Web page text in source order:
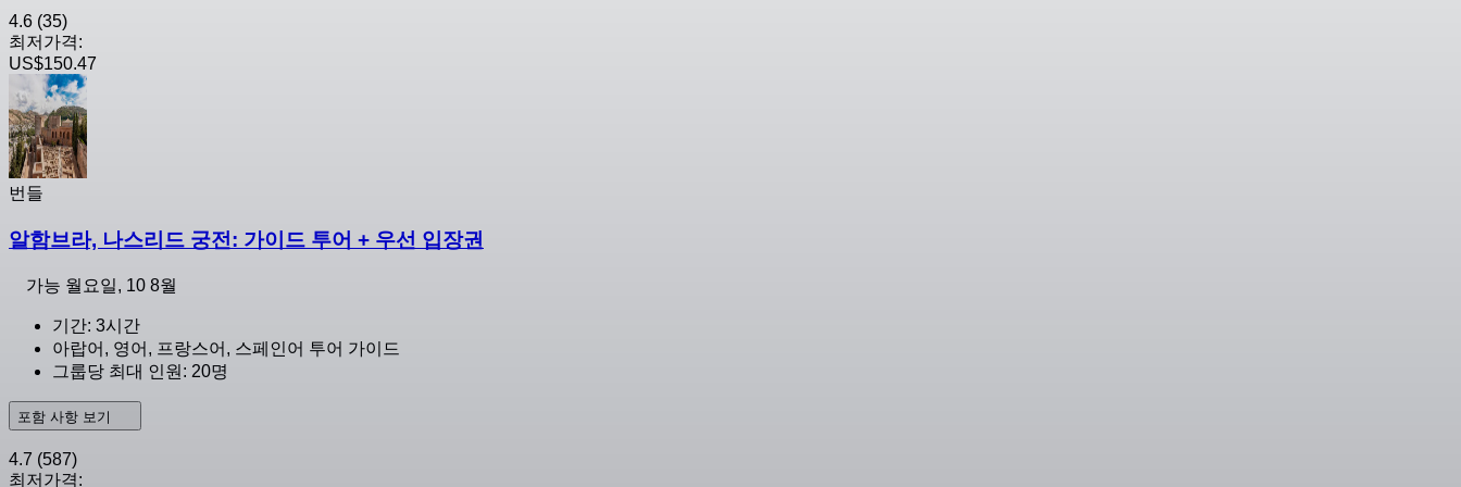
4.6 (35)
최저가격:
US$150.47
번들
알함브라, 나스리드 궁전: 가이드 투어 + 우선 입장권
가능 월요일, 10 8월
기간: 3시간
아랍어, 영어, 프랑스어, 스페인어 투어 가이드
그룹당 최대 인원: 20명
포함 사항 보기
4.7 (587)
최저가격: